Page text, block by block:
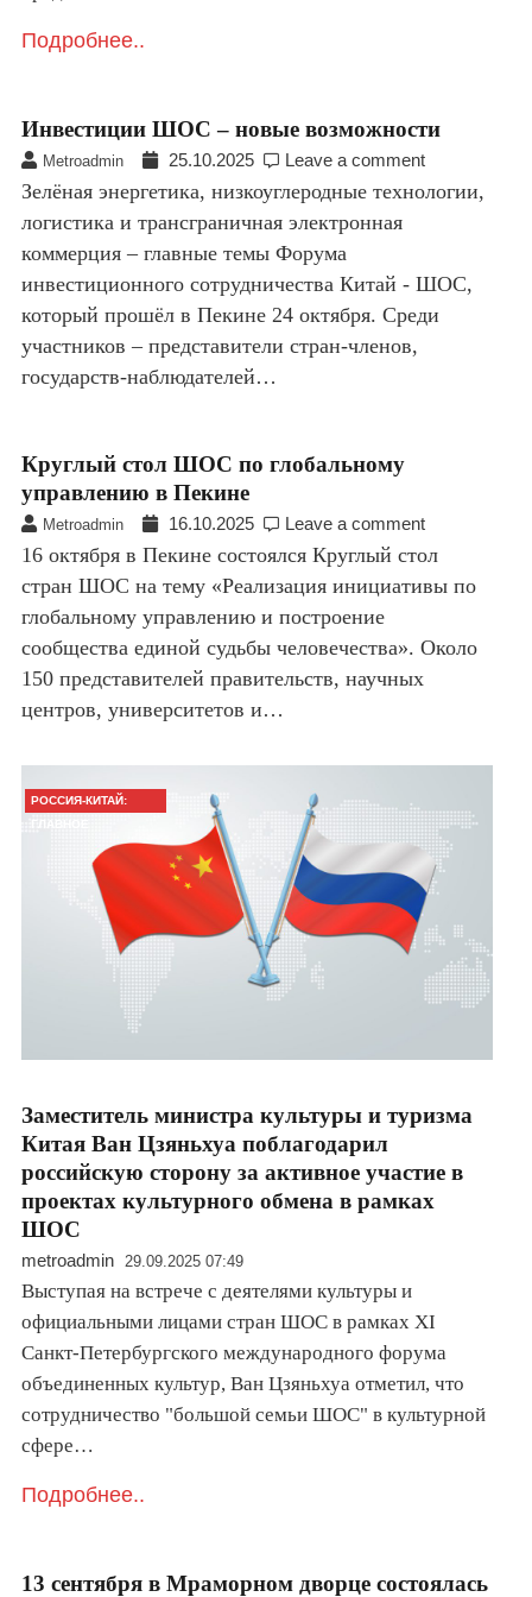
Подробнее..
Инвестиции ШОС – новые возможности
Metroadmin 25.10.2025 Leave a comment
Зелёная энергетика, низкоуглеродные технологии,
логистика и трансграничная электронная
коммерция – главные темы Форума
инвестиционного сотрудничества Китай - ШОС,
который прошёл в Пекине 24 октября. Среди
участников – представители стран-членов,
государств-наблюдателей…
Круглый стол ШОС по глобальному
управлению в Пекине
Metroadmin 16.10.2025 Leave a comment
16 октября в Пекине состоялся Круглый стол
стран ШОС на тему «Реализация инициативы по
глобальному управлению и построение
сообщества единой судьбы человечества». Около
150 представителей правительств, научных
центров, университетов и…
РОССИЯ-КИТАЙ:
Заместитель министра культуры и туризма
Китая Ван Цзяньхуа поблагодарил
российскую сторону за активное участие в
проектах культурного обмена в рамках
ШОС
metroadmin 29.09.2025 07:49
Выступая на встрече с деятелями культуры и
официальными лицами стран ШОС в рамках XI
Санкт-Петербургского международного форума
объединенных культур, Ван Цзяньхуа отметил, что
сотрудничество "большой семьи ШОС" в культурной
сфере…
Подробнее..
13 сентября в Мраморном дворце состоялась